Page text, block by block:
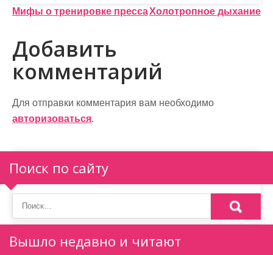
Н
а
в
и
г
а
ц
и
я
п
о
Мифы о тренировке прессаХолотропное дыхание
Добавить
комментарий
Для отправки комментария вам необходимо
авторизоваться.
Поиск по сайту
Вышло недавно и читают